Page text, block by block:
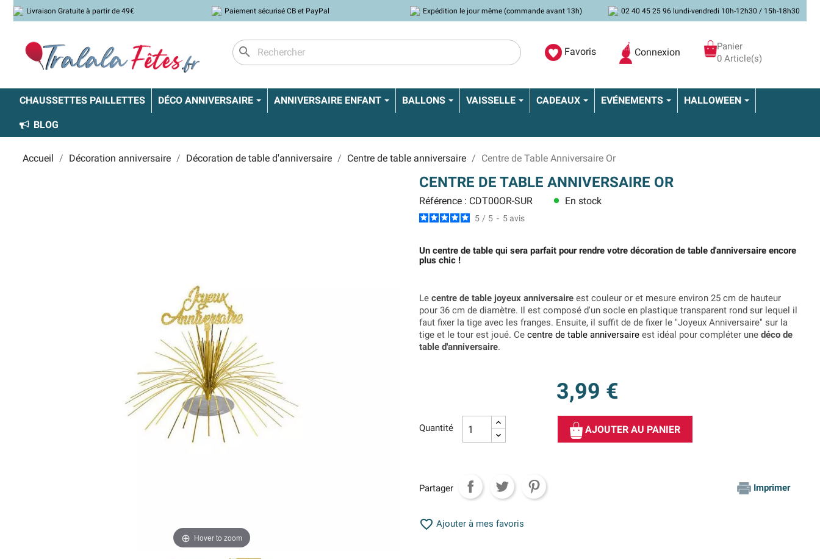
Livraison Gratuite à partir de 49€ Paiement sécurisé CB et PayPal Expédition le jour même (commande avant 13h) 02 40 45 25 96 lundi-vendredi 10h-12h30 / 15h-18h30
search Favoris Connexion
Panier
0 Article(s)
CHAUSSETTES PAILLETTES DÉCO ANNIVERSAIRE ANNIVERSAIRE ENFANT BALLONS VAISSELLE CADEAUX EVÉNEMENTS HALLOWEEN
BLOG
Accueil Décoration anniversaire Décoration de table d'anniversaire Centre de table anniversaire Centre de Table Anniversaire Or
Hover to zoom
CENTRE DE TABLE ANNIVERSAIRE OR
Référence : CDT00OR-SUR lens En stock
5 / 5 - 5 avis
Un centre de table qui sera parfait pour rendre votre décoration de table d'anniversaire encore
plus chic !
Le centre de table joyeux anniversaire est couleur or et mesure environ 25 cm de hauteur
pour 36 cm de diamètre. Il est composé d'un socle en plastique transparent rond sur lequel il
faut fixer la tige avec les franges. Ensuite, il suffit de de fixer le "Joyeux Anniversaire" sur la
tige et le tour est joué. Ce centre de table anniversaire est idéal pour compléter une déco de
table d'anniversaire.
3,99 €
Quantité AJOUTER AU PANIER
Partager Imprimer
 Ajouter à mes favoris